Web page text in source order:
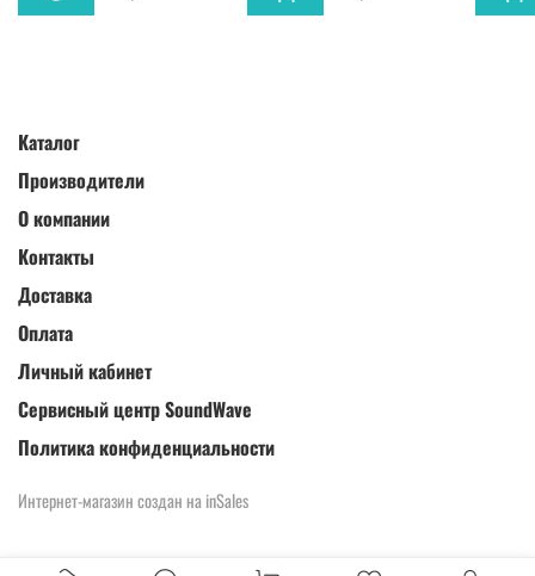
Каталог
Производители
О компании
Контакты
Доставка
Оплата
Личный кабинет
Сервисный центр SoundWave
Политика конфиденциальности
Интернет-магазин создан на inSales